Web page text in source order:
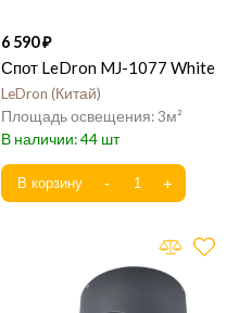
6 590
Спот LeDron MJ-1077 White
LeDron Китай
3
44